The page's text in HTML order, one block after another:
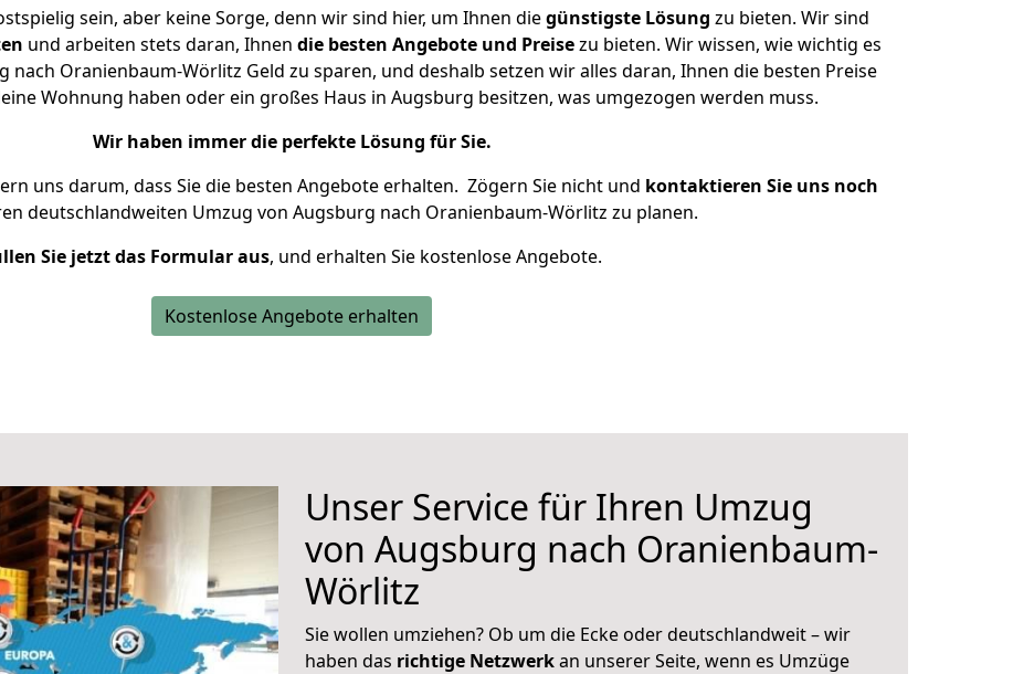
sein, aber keine Sorge, denn wir sind hier, um Ihnen diegünstigste Lösung zu bieten. Wir sind
und arbeiten stets daran, Ihnen die besten Angebote und Preisezu bieten. Wir wissen, wie wichtig es
Oranienbaum-Wörlitz Geld zu sparen, und deshalb setzen wir alles daran, Ihnen die besten Preise
Wohnung haben oder ein großes Haus in Augsburg besitzen, was umgezogen werden muss.
Wir haben immer die perfekte Lösung für Sie.
uns darum, dass Sie die besten Angebote erhalten. Zögern Sie nicht und kontaktieren Sie uns noch
deutschlandweiten Umzug von Augsburg nach Oranienbaum-Wörlitz zu planen.
Sie jetzt das Formular aus, und erhalten Sie kostenlose Angebote.
Kostenlose Angebote erhalten
Unser Service für Ihren Umzug
von Augsburg nach Oranienbaum-
Wörlitz
Sie wollen umziehen? Ob um die Ecke oder deutschlandweit – wir
haben das richtige Netzwerkan unserer Seite, wenn es Umzüge